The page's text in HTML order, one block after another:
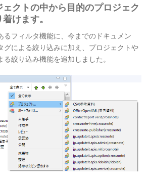
クトの中から目的のプロジェク
けます。
るフィルタ機能に、今までのドキュメン
グによる絞り込みに加え、プロジェクトや
絞り込み機能を追加しました。